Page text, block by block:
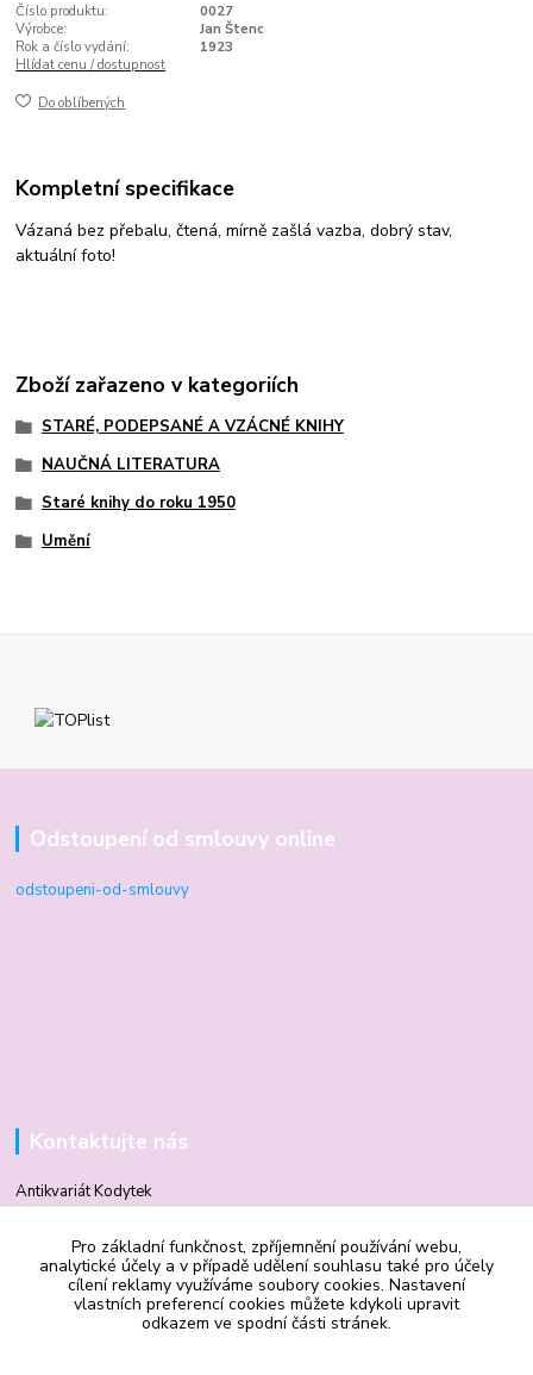
Číslo produktu:
0027
Výrobce:
Jan Štenc
Rok a číslo vydání:
1923
Hlídat cenu / dostupnost
Do oblíbených
Kompletní specifikace
Vázaná bez přebalu, čtená, mírně zašlá vazba, dobrý stav,
aktuální foto!
Zboží zařazeno v kategoriích
STARÉ, PODEPSANÉ A VZÁCNÉ KNIHY
NAUČNÁ LITERATURA
Staré knihy do roku 1950
Umění
Odstoupení od smlouvy online
odstoupeni-od-smlouvy
Kontaktujte nás
Antikvariát Kodytek
Mgr. Vilma Kodytková
+420 602 506 510
Pro základní funkčnost, zpříjemnění používání webu,
analytické účely a v případě udělení souhlasu také pro účely
cílení reklamy využíváme soubory cookies. Nastavení
vlastních preferencí cookies můžete kdykoli upravit
odkazem ve spodní části stránek.